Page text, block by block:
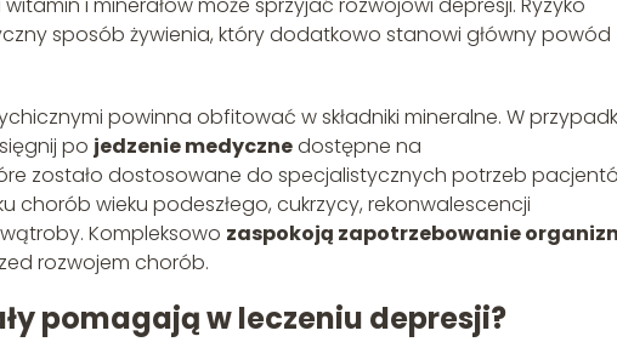
sposób żywienia, który dodatkowo stanowi główny powód
powinna obfitować w składniki mineralne. W
po jedzenie medycznedostępne na
zostało dostosowane do specjalistycznych potrzeb
chorób wieku podeszłego, cukrzycy, rekonwalescencji
Kompleksowo zaspokoją zapotrzebowanie
rozwojem chorób.
pomagają w leczeniu depresji?